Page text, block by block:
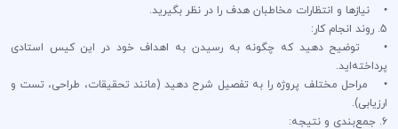
• نیازها و انتظارات مخاطبان هدف را در نظر بگیرید.
5. روند انجام کار:
• توضیح دهید که چگونه به رسیدن به اهداف خود در این کیس استادی
پرداخته‌اید.
• مراحل مختلف پروژه را به تفصیل شرح دهید (مانند تحقیقات، طراحی، تست و
ارزیابی).
6. جمع‌بندی و نتیجه: